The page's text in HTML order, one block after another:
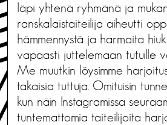
läpi yhtenä ryhmänä ja
ranskalaistaiteilija aiheutti
hämmennystä ja harmaita
vapaasti juttelemaan tutuille
Me muutkin löysimme
takaisia tuttuja. Omituisin
kun näin Instagramissa
tuntemattomia taiteilijoita